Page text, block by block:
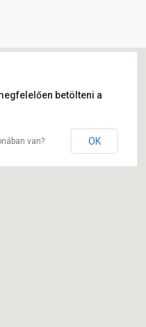
betölteni a
van? OK